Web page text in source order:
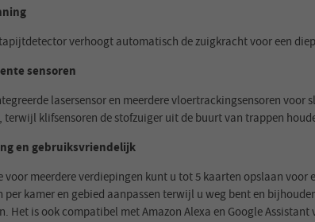
verhoogt automatisch de zuigkracht voor een
sensoren
lasersensor en meerdere vloertrackingsensoren
terwijl klifsensoren de stofzuiger uit de buurt van trappen
en gebruiksvriendelijk
voor meerdere verdiepingen kunt u tot 5 kaarten opslaan
per kamer en gebied aanpassen terwijl u weg bent en
Het is ook compatibel met Amazon Alexa en Google